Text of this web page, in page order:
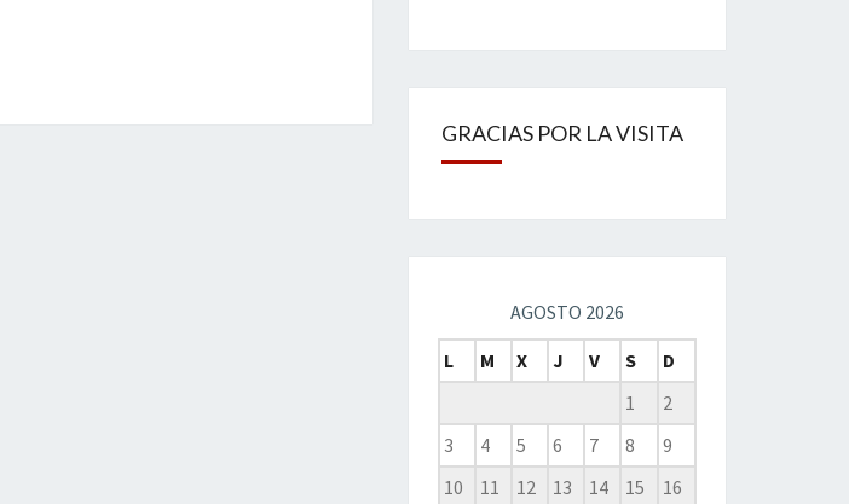
GRACIAS POR LA VISITA
AGOSTO 2026
L
M X J V S
D
1
2
3
4 5 6 7 8
9
10
11 12 13 14 15
16